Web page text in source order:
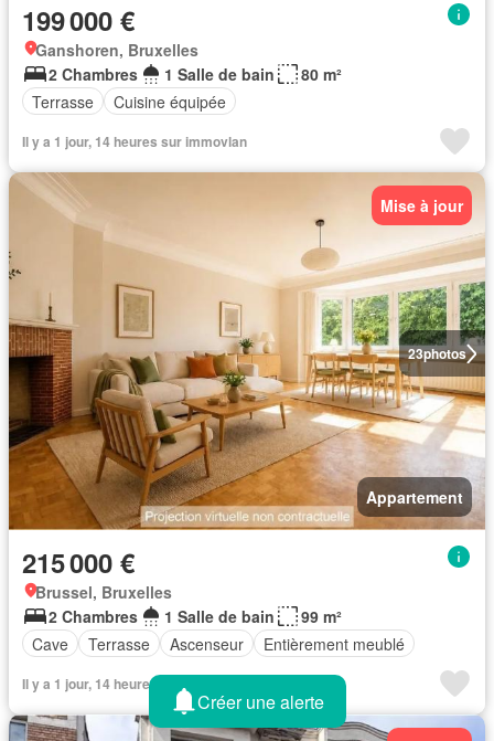
199 000 €
Ganshoren, Bruxelles
2 Chambres
1 Salle de bain
80 m²
Terrasse
Cuisine équipée
Il y a 1 jour, 14 heures sur immovlan
23photos
Mise à jour
Appartement
215 000 €
Brussel, Bruxelles
2 Chambres
1 Salle de bain
99 m²
Cave
Terrasse Ascenseur Entièrement meublé
Il y a 1 jour, 14 heures sur immovlan
Créer une alerte